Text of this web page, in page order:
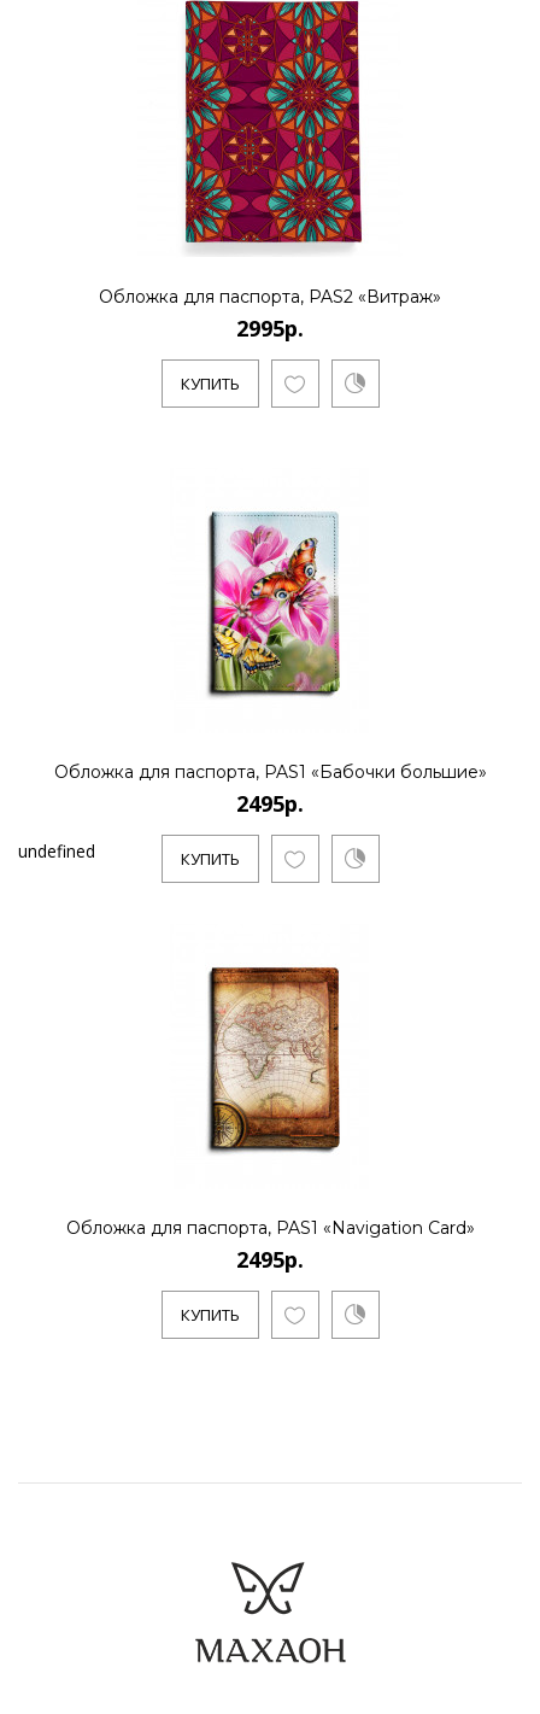
Обложка для паспорта, PAS2 «Витраж»
2995р.
КУПИТЬ
Обложка для паспорта, PAS1 «Бабочки большие»
2495р.
КУПИТЬ
undefined
Обложка для паспорта, PAS1 «Navigation Card»
2495р.
КУПИТЬ